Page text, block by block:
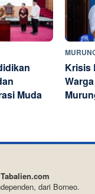
Muda
Krisis
Tabalien.com
dari Borneo.